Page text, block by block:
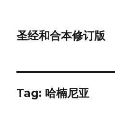
圣经和合本修订版
Tag: 哈楠尼亚